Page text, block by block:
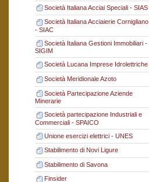
Società Italiana Acciai Speciali - SIAS
Società Italiana Acciaierie Cornigliano
- SIAC
Società Italiana Gestioni Immobiliari -
SIGIM
Società Lucana Imprese Idrolettriche
Società Meridionale Azoto
Società Partecipazione Aziende
Minerarie
Società partecipazione Industriali e
Commerciali - SPAICO
Unione esercizi elettrici - UNES
Stabilimento di Novi Ligure
Stabilimento di Savona
Finsider